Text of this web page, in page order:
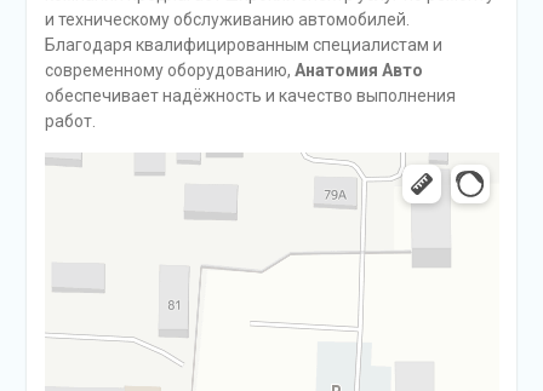
и техническому обслуживанию автомобилей.
Благодаря квалифицированным специалистам и
современному оборудованию, Анатомия Авто
обеспечивает надёжность и качество выполнения
работ.